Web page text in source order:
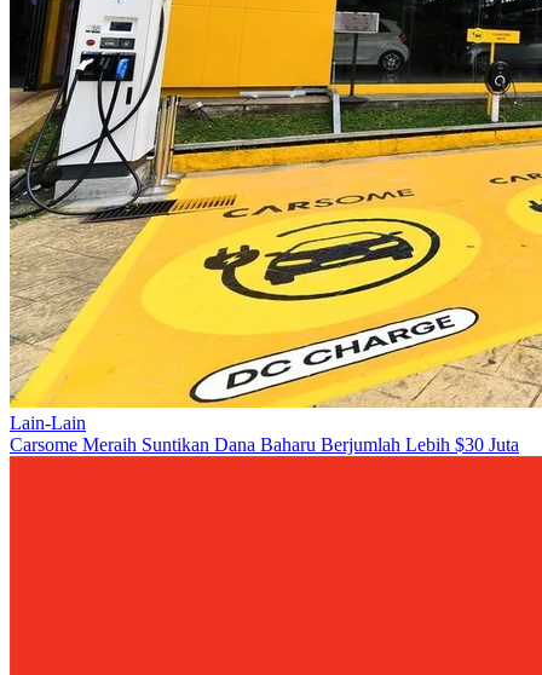
Lain-Lain
Carsome Meraih Suntikan Dana Baharu Berjumlah Lebih $30 Juta